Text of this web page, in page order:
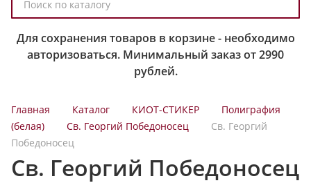
о
к
а
т
а
Для сохранения товаров в корзине - необходимо
авторизоваться. Минимальный заказ от 2990
рублей.
Главная Каталог КИОТ-СТИКЕР
Полиграфия
(белая)
Св. Георгий Победоносец
Св. Георгий
Победоносец
Св. Георгий Победоносец